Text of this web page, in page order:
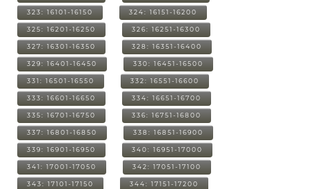
323: 16101-16150 324: 16151-16200
325: 16201-16250 326: 16251-16300
327: 16301-16350 328: 16351-16400
329: 16401-16450 330: 16451-16500
331: 16501-16550 332: 16551-16600
333: 16601-16650 334: 16651-16700
335: 16701-16750 336: 16751-16800
337: 16801-16850 338: 16851-16900
339: 16901-16950 340: 16951-17000
341: 17001-17050 342: 17051-17100
343: 17101-17150 344: 17151-17200